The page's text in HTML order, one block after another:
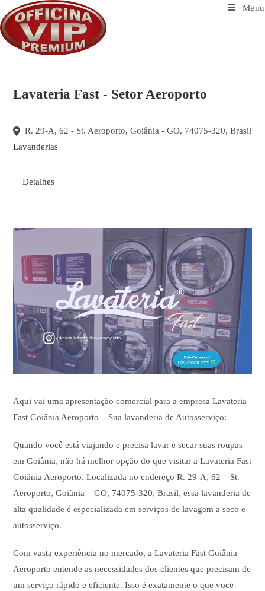
para
o
conteúdo
Menu
Lavateria Fast - Setor Aeroporto
R. 29-A, 62 - St. Aeroporto, Goiânia - GO, 74075-320, Brasil
Lavanderias
Detalhes
Aqui vai uma apresentação comercial para a empresa Lavateria
Fast Goiânia Aeroporto – Sua lavanderia de Autosserviço:
Quando você está viajando e precisa lavar e secar suas roupas
em Goiânia, não há melhor opção do que visitar a Lavateria Fast
Goiânia Aeroporto. Localizada no endereço R. 29-A, 62 – St.
Aeroporto, Goiânia – GO, 74075-320, Brasil, essa lavanderia de
alta qualidade é especializada em serviços de lavagem a seco e
autosserviço.
Com vasta experiência no mercado, a Lavateria Fast Goiânia
Aeroporto entende as necessidades dos clientes que precisam de
um serviço rápido e eficiente. Isso é exatamente o que você